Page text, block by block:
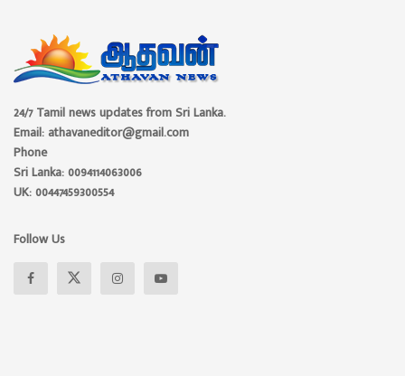
24/7 Tamil news updates from Sri Lanka.
Email: athavaneditor@gmail.com
Phone
Sri Lanka: 0094114063006
UK: 00447459300554
Follow Us